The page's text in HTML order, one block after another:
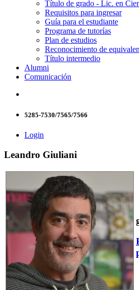
Título de grado - Lic. en
Requisitos para ingresar
Guía para el estudiante
Programa de tutorías
Plan de estudios
Reconocimiento de
Título intermedio
Alumni
Comunicación
5285-7530/7565/7566
Login
Leandro Giuliani